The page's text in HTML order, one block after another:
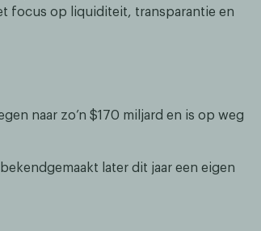
focus op liquiditeit, transparantie en
naar zo’n $170 miljard en is op weg
later dit jaar een eigen